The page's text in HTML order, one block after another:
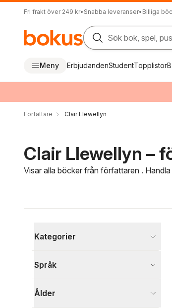
Fri frakt över 249 kr• Snabba leveranser• Billiga
Sök bok, spel,
Meny ErbjudandenStudentTopplistor
Författare Clair Llewellyn
Clair Llewellyn –
Visar alla böcker från författaren .
Kategorier
Visa fler
Språk
Ålder